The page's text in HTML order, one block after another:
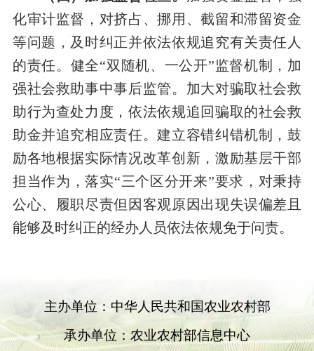
化审计监督，对挤占、挪用、截留和滞留资金
等问题，及时纠正并依法依规追究有关责任人
的责任。健全“双随机、一公开”监督机制，加
强社会救助事中事后监管。加大对骗取社会救
助行为查处力度，依法依规追回骗取的社会救
助金并追究相应责任。建立容错纠错机制，鼓
励各地根据实际情况改革创新，激励基层干部
担当作为，落实“三个区分开来”要求，对秉持
公心、履职尽责但因客观原因出现失误偏差且
能够及时纠正的经办人员依法依规免于问责。
主办单位：中华人民共和国农业农村部
承办单位：农业农村部信息中心